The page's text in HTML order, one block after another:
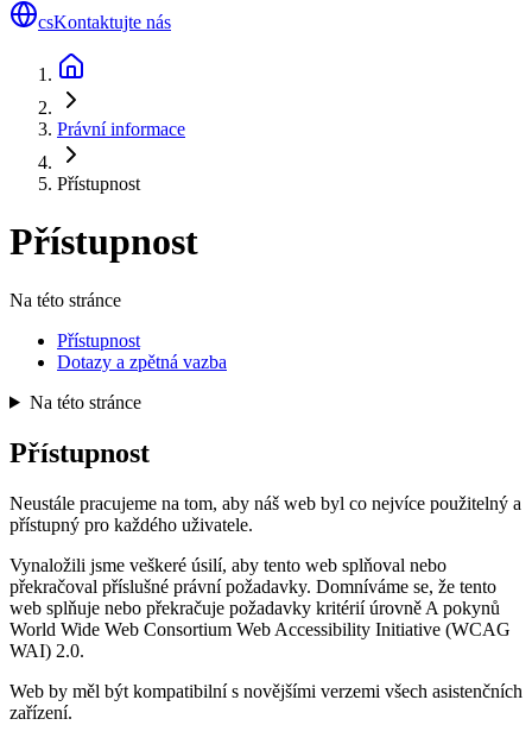
csKontaktujte nás
Právní informace
Přístupnost
Přístupnost
Na této stránce
Přístupnost
Dotazy a zpětná vazba
Na této stránce
Přístupnost
Neustále pracujeme na tom, aby náš web byl co nejvíce použitelný a
přístupný pro každého uživatele.
Vynaložili jsme veškeré úsilí, aby tento web splňoval nebo
překračoval příslušné právní požadavky. Domníváme se, že tento
web splňuje nebo překračuje požadavky kritérií úrovně A pokynů
World Wide Web Consortium Web Accessibility Initiative (WCAG
WAI) 2.0.
Web by měl být kompatibilní s novějšími verzemi všech asistenčních
zařízení.